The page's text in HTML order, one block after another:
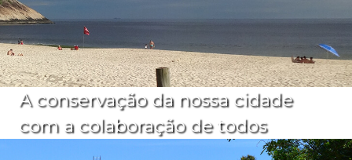
A conservação da nossa cidade
com a colaboração de todos